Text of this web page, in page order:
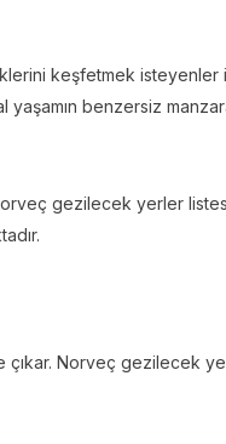
keşfetmek isteyenler
benzersiz
gezilecek yerler
çıkar. Norveç gezilecek